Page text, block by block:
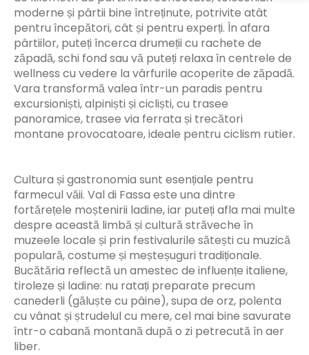
moderne și pârtii bine întreținute, potrivite atât
pentru începători, cât și pentru experți. În afara
pârtiilor, puteți încerca drumeții cu rachete de
zăpadă, schi fond sau vă puteți relaxa în centrele de
wellness cu vedere la vârfurile acoperite de zăpadă.
Vara transformă valea într-un paradis pentru
excursioniști, alpiniști și cicliști, cu trasee
panoramice, trasee via ferrata și trecători
montane provocatoare, ideale pentru ciclism rutier.
Cultura și gastronomia sunt esențiale pentru
farmecul văii. Val di Fassa este una dintre
fortărețele moștenirii ladine, iar puteți afla mai multe
despre această limbă și cultură străveche în
muzeele locale și prin festivalurile sătești cu muzică
populară, costume și meșteșuguri tradiționale.
Bucătăria reflectă un amestec de influențe italiene,
tiroleze și ladine: nu ratați preparate precum
canederli (găluște cu pâine), supa de orz, polenta
cu vânat și ștrudelul cu mere, cel mai bine savurate
într-o cabană montană după o zi petrecută în aer
liber.